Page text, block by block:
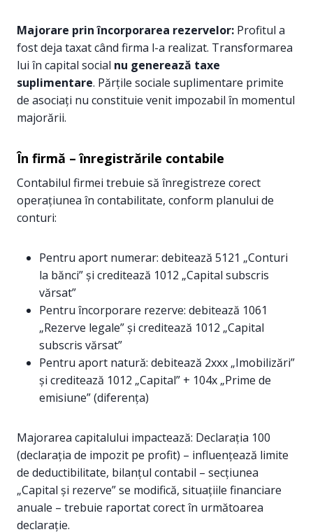
Majorare prin încorporarea rezervelor: Profitul a
fost deja taxat când firma l-a realizat. Transformarea
lui în capital social nu generează taxe
suplimentare. Părțile sociale suplimentare primite
de asociați nu constituie venit impozabil în momentul
majorării.
În firmă – înregistrările contabile
Contabilul firmei trebuie să înregistreze corect
operațiunea în contabilitate, conform planului de
conturi:
Pentru aport numerar: debitează 5121 „Conturi
la bănci” și creditează 1012 „Capital subscris
vărsat”
Pentru încorporare rezerve: debitează 1061
„Rezerve legale” și creditează 1012 „Capital
subscris vărsat”
Pentru aport natură: debitează 2xxx „Imobilizări”
și creditează 1012 „Capital” + 104x „Prime de
emisiune” (diferența)
Majorarea capitalului impactează: Declarația 100
(declarația de impozit pe profit) – influențează limite
de deductibilitate, bilanțul contabil – secțiunea
„Capital și rezerve” se modifică, situațiile financiare
anuale – trebuie raportat corect în următoarea
declarație.